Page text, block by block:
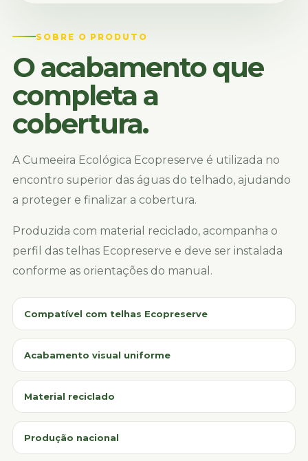
SOBRE O PRODUTO
O acabamento que
completa a
cobertura.
A Cumeeira Ecológica Ecopreserve é utilizada no
encontro superior das águas do telhado, ajudando
a proteger e finalizar a cobertura.
Produzida com material reciclado, acompanha o
perfil das telhas Ecopreserve e deve ser instalada
conforme as orientações do manual.
Compatível com telhas Ecopreserve
Acabamento visual uniforme
Material reciclado
Produção nacional